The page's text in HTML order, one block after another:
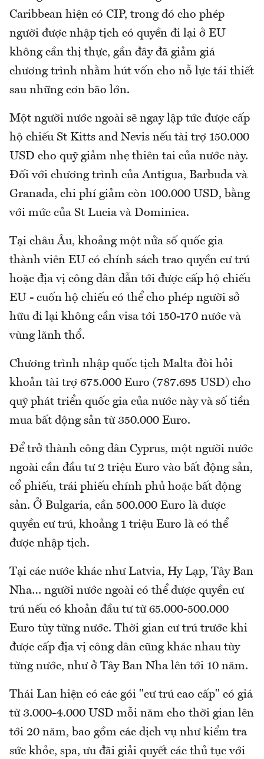
Caribbean hiện có CIP, trong đó cho phép
người được nhập tịch có quyền đi lại ở EU
không cần thị thực, gần đây đã giảm giá
chương trình nhằm hút vốn cho nỗ lực tái thiết
sau những cơn bão lớn.
Một người nước ngoài sẽ ngay lập tức được cấp
hộ chiếu St Kitts and Nevis nếu tài trợ 150.000
USD cho quỹ giảm nhẹ thiên tai của nước này.
Đối với chương trình của Antigua, Barbuda và
Granada, chi phí giảm còn 100.000 USD, bằng
với mức của St Lucia và Dominica.
Tại châu Âu, khoảng một nửa số quốc gia
thành viên EU có chính sách trao quyền cư trú
hoặc địa vị công dân dẫn tới được cấp hộ chiếu
EU - cuốn hộ chiếu có thể cho phép người sở
hữu đi lại không cần visa tới 150-170 nước và
vùng lãnh thổ.
Chương trình nhập quốc tịch Malta đòi hỏi
khoản tài trợ 675.000 Euro (787.695 USD) cho
quỹ phát triển quốc gia của nước này và số tiền
mua bất động sản từ 350.000 Euro.
Để trở thành công dân Cyprus, một người nước
ngoài cần đầu tư 2 triệu Euro vào bất động sản,
cổ phiếu, trái phiếu chính phủ hoặc bất động
sản. Ở Bulgaria, cần 500.000 Euro là được
quyền cư trú, khoảng 1 triệu Euro là có thể
được nhập tịch.
Tại các nước khác như Latvia, Hy Lạp, Tây Ban
Nha… người nước ngoài có thể được quyền cư
trú nếu có khoản đầu tư từ 65.000-500.000
Euro tùy từng nước. Thời gian cư trú trước khi
được cấp địa vị công dân cũng khác nhau tùy
từng nước, như ở Tây Ban Nha lên tới 10 năm.
Thái Lan hiện có các gói "cư trú cao cấp" có giá
từ 3.000-4.000 USD mỗi năm cho thời gian lên
tới 20 năm, bao gồm các dịch vụ như kiểm tra
sức khỏe, spa, ưu đãi giải quyết các thủ tục với